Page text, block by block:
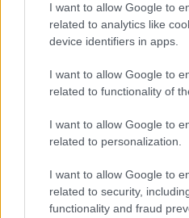
I want to allow Google to
related to analytics like
device identifiers in apps.
I want to allow Google to
related to functionality of
I want to allow Google to
related to personalization.
I want to allow Google to
related to security,
functionality and fraud
Ελλάδα|16.03.2026 23:13
Η Aegean προχωρά
Ανατολή - Δείτε
προς τα αεροδρόμια
Ερμπίλ, της Βαγδάτης,